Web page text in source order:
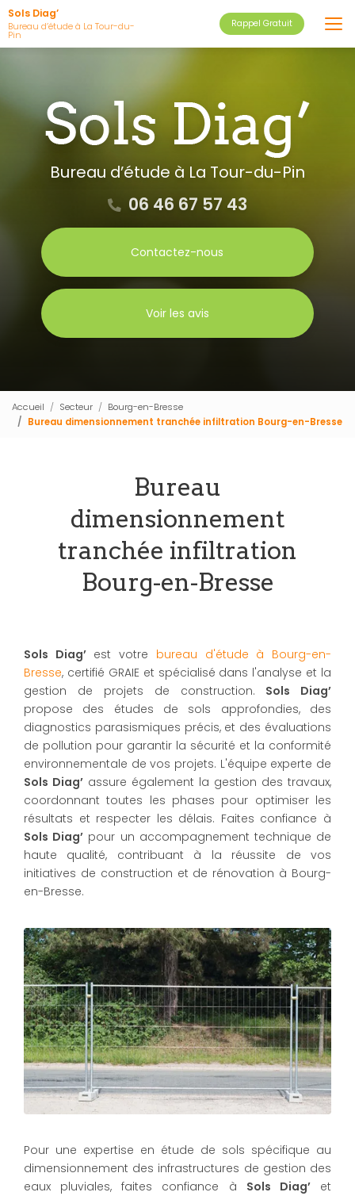
Aller
au
contenu
Sols Diag’
Bureau d’étude à La Tour-du-
Pin
Rappel Gratuit
Bureau d’étude à La Tour-du-Pin
06 46 67 57 43
Contactez-nous
Voir les avis
Accueil Secteur
Bourg-en-Bresse
Bureau dimensionnement tranchée infiltration Bourg-en-Bresse
Bureau
dimensionnement
tranchée infiltration
Bourg-en-Bresse
Sols Diag’est votre bureau d'étude à Bourg-en-
Bresse, certifié GRAIE et spécialisé dans l'analyse et la
gestion de projets de construction. Sols Diag’
propose des études de sols approfondies, des
diagnostics parasismiques précis, et des évaluations
de pollution pour garantir la sécurité et la conformité
environnementale de vos projets. L'équipe experte de
Sols Diag’ assure également la gestion des travaux,
coordonnant toutes les phases pour optimiser les
résultats et respecter les délais. Faites confiance à
Sols Diag’ pour un accompagnement technique de
haute qualité, contribuant à la réussite de vos
initiatives de construction et de rénovation à Bourg-
en-Bresse.
Pour une expertise en étude de sols spécifique au
dimensionnement des infrastructures de gestion des
eaux pluviales, faites confiance à Sols Diag’et